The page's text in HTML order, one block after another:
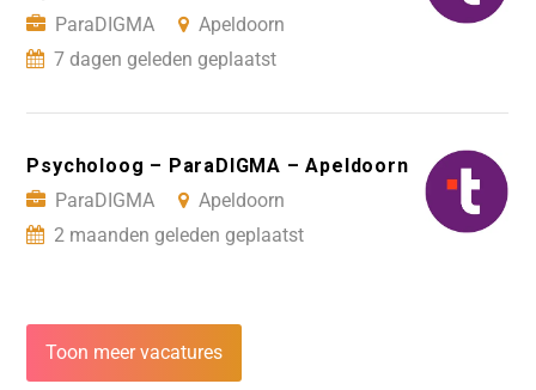
ParaDIGMA
Apeldoorn
7 dagen geleden geplaatst
Psycholoog – ParaDIGMA – Apeldoorn
ParaDIGMA
Apeldoorn
2 maanden geleden geplaatst
Toon meer vacatures